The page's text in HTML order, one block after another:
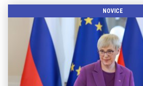
NOVICE